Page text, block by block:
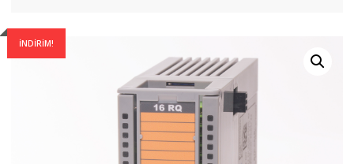
İNDIRIM!